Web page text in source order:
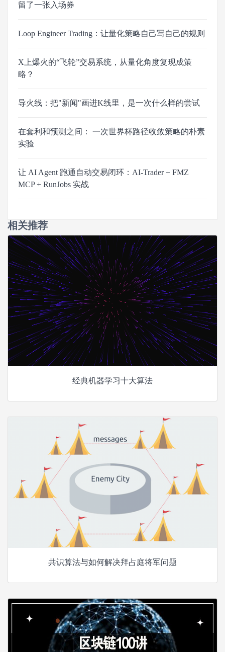
留了一张入场券
Loop Engineer Trading：让量化策略自己写自己的规则
X上爆火的“飞轮”交易系统，从量化角度复现成策
略？
导火线：把"新闻"画进K线里，是一次什么样的尝试
在套利和预测之间： 一次世界杯路径收敛策略的朴素
实验
让 AI Agent 跑通自动交易闭环：AI-Trader + FMZ
MCP + RunJobs 实战
相关推荐
经典机器学习十大算法
共识算法与如何解决拜占庭将军问题